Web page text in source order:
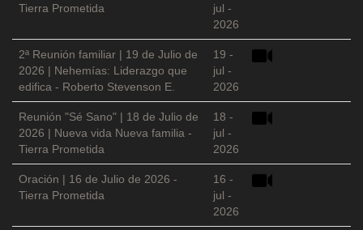
Tierra Prometida
jul -
2026
2ª Reunión familiar | 19 de Julio de
2026 | Nehemías: Liderazgo que
edifica - Roberto Stevenson E.
19 -
jul -
2026
Reunión "Sé Sano" | 18 de Julio de
2026 | Nueva vida Nueva familia -
Tierra Prometida
18 -
jul -
2026
Oración | 16 de Julio de 2026 -
Tierra Prometida
16 -
jul -
2026